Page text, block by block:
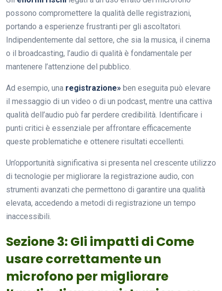
possono compromettere la qualità delle registrazioni,
portando a esperienze frustranti per gli ascoltatori.
Indipendentemente dal settore, che sia la musica, il cinema
o il broadcasting, l’audio di qualità è fondamentale per
mantenere l’attenzione del pubblico.
Ad esempio, una registrazione» ben eseguita può elevare
il messaggio di un video o di un podcast, mentre una cattiva
qualità dell’audio può far perdere credibilità. Identificare i
punti critici è essenziale per affrontare efficacemente
queste problematiche e ottenere risultati eccellenti.
Un’opportunità significativa si presenta nel crescente utilizzo
di tecnologie per migliorare la registrazione audio, con
strumenti avanzati che permettono di garantire una qualità
elevata, accedendo a metodi di registrazione un tempo
inaccessibili.
Sezione 3: Gli impatti di Come
usare correttamente un
microfono per migliorare